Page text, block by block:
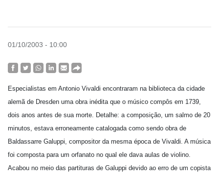
01/10/2003 - 10:00
Especialistas em Antonio Vivaldi encontraram na biblioteca da cidade
alemã de Dresden uma obra inédita que o músico compôs em 1739,
dois anos antes de sua morte. Detalhe: a composição, um salmo de 20
minutos, estava erroneamente catalogada como sendo obra de
Baldassarre Galuppi, compositor da mesma época de Vivaldi. A música
foi composta para um orfanato no qual ele dava aulas de violino.
Acabou no meio das partituras de Galuppi devido ao erro de um copista